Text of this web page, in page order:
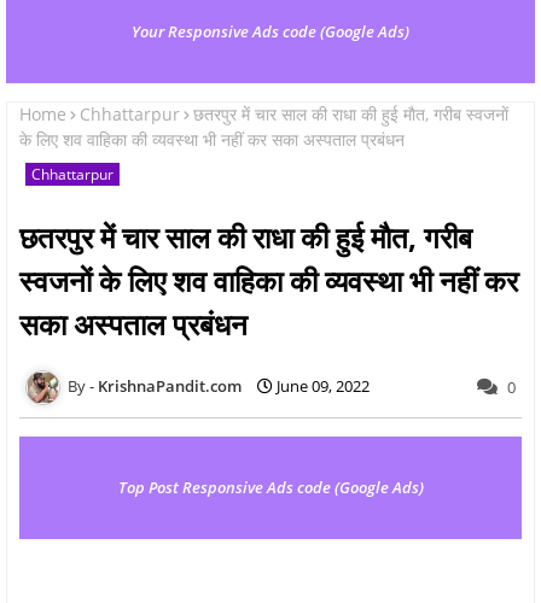
Your Responsive Ads code (Google Ads)
Home Chhattarpur छतरपुर में चार साल की राधा की हुई माैत, गरीब स्वजनाें
के लिए शव वाहिका की व्यवस्था भी नहीं कर सका अस्पताल प्रबंधन
Chhattarpur
छतरपुर में चार साल की राधा की हुई माैत, गरीब
स्वजनाें के लिए शव वाहिका की व्यवस्था भी नहीं कर
सका अस्पताल प्रबंधन
KrishnaPandit.com June 09, 2022 0
Top Post Responsive Ads code (Google Ads)